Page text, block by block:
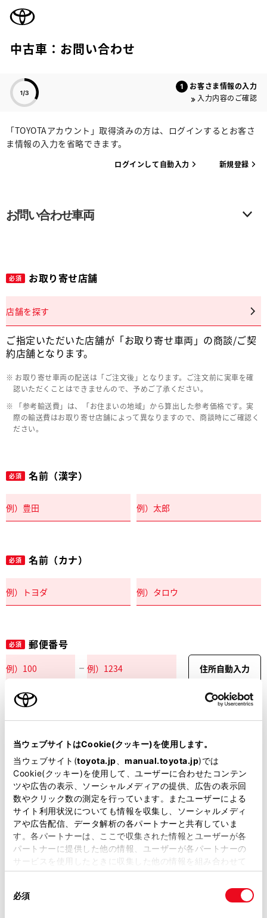
当ウェブサイトはCookie(クッキー)を使用します。
当ウェブサイト(toyota.jp manual.toyota.jp)では
Cookie(クッキー)を使用して、ユーザーに合わせたコンテン
ツや広告の表示、ソーシャルメディアの提供、広告の表示回
数やクリック数の測定を行っています。またユーザーによる
サイト利用状況についても情報を収集し、ソーシャルメディ
アや広告配信、データ解析の各パートナーと共有していま
す。各パートナーは、ここで収集された情報とユーザーが各
パートナーに提供した他の情報、ユーザーが各パートナーの
サービスを使用したときに収集した他の情報を組み合わせて
使用することがあります。当ウェブサイトの使用を続行する
必須
中古車：お問い合わせ
お客さま情報の入力
入力内容のご確認
「TOYOTAアカウント」取得済みの方は、ログインするとお客さ
ま情報の入力を省略できます。
ログインして自動入力 新規登録
お問い合わせ車両
必須 お取り寄せ店舗
店舗を探す
ご指定いただいた店舗が「お取り寄せ車両」の商談/ご契
約店舗となります。
お取り寄せ車両の配送は「ご注文後」となります。ご注文前に実車を確
認いただくことはできませんので、予めご了承ください。
「参考輸送費」は、「お住まいの地域」から算出した参考価格です。実
際の輸送費はお取り寄せ店舗によって異なりますので、商談時にご確認く
ださい。
必須 名前（漢字）
必須 名前（カナ）
必須 郵便番号
住所自動入力
必須 都道府県
必須 市区町村名
必須 丁目番地